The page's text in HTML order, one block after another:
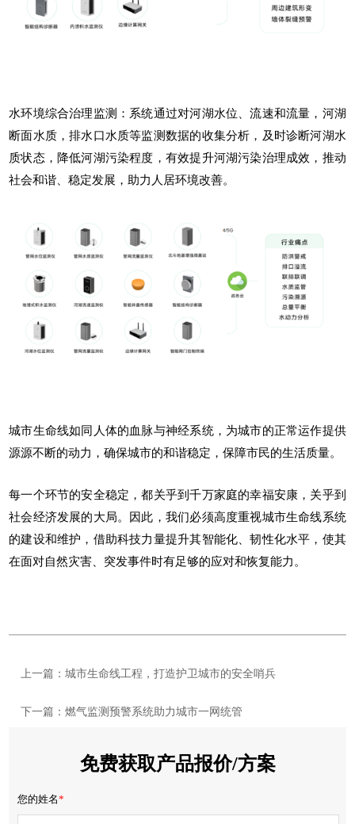
水环境综合治理监测：系统通过对河湖水位、流速和流量，河湖
断面水质，排水口水质等监测数据的收集分析，及时诊断河湖水
质状态，降低河湖污染程度，有效提升河湖污染治理成效，推动
社会和谐、稳定发展，助力人居环境改善。
城市生命线如同人体的血脉与神经系统，为城市的正常运作提供
源源不断的动力，确保城市的和谐稳定，保障市民的生活质量。
每一个环节的安全稳定，都关乎到千万家庭的幸福安康，关乎到
社会经济发展的大局。因此，我们必须高度重视城市生命线系统
的建设和维护，借助科技力量提升其智能化、韧性化水平，使其
在面对自然灾害、突发事件时有足够的应对和恢复能力。
上一篇：城市生命线工程，打造护卫城市的安全哨兵
下一篇：燃气监测预警系统助力城市一网统管
免费获取产品报价/方案
您的姓名*